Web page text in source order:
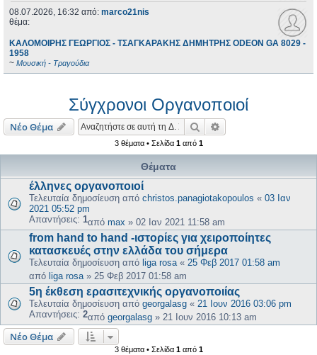
08.07.2026, 16:32 από: marco21nis
θέμα:
ΚΑΛΟΜΟΙΡΗΣ ΓΕΩΡΓΙΟΣ - ΤΣΑΓΚΑΡΑΚΗΣ ΔΗΜΗΤΡΗΣ ODEON GA 8029 -
1958
~ Μουσική - Τραγούδια
Σύγχρονοι Οργανοποιοί
Νέο Θέμα Αναζήτηση
3 θέματα • Σελίδα 1από 1
Θέματα
έλληνες οργανοποιοί
Τελευταία δημοσίευση από christos.panagiotakopoulos « 03 Ιαν
2021 05:52 pm
Απαντήσεις: 1από max » 02 Ιαν 2021 11:58 am
from hand to hand -ιστορίες για χειροποίητες
κατασκευές στην ελλάδα του σήμερα
Τελευταία δημοσίευση από liga rosa « 25 Φεβ 2017 01:58 am
από liga rosa » 25 Φεβ 2017 01:58 am
5η έκθεση ερασιτεχνικής οργανοποιίας
Τελευταία δημοσίευση από georgalasg « 21 Ιουν 2016 03:06 pm
Απαντήσεις: 2από georgalasg » 21 Ιουν 2016 10:13 am
Νέο Θέμα
3 θέματα • Σελίδα 1από 1